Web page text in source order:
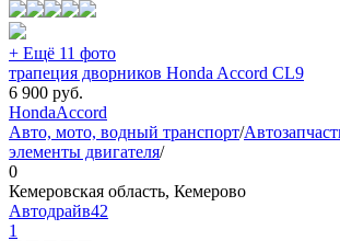
+ Ещё 11 фото
трапеция дворников Honda Accord CL9
6 900 руб.
HondaAccord
Авто, мото, водный транспорт/
элементы двигателя/
0
Кемеровская область, Кемерово
Автодрайв42
1